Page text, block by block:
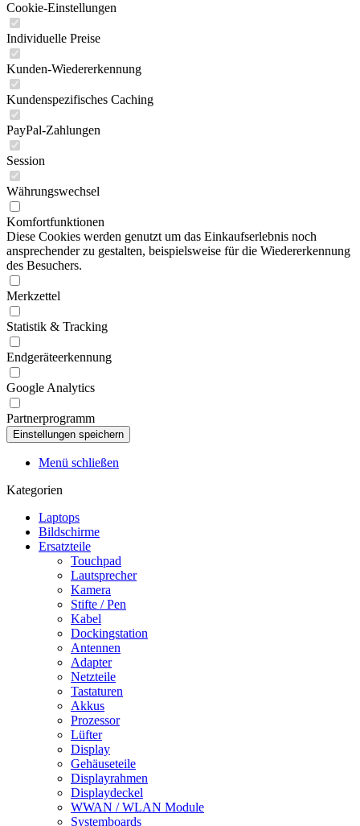
Cookie-Einstellungen
Individuelle Preise
Kunden-Wiedererkennung
Kundenspezifisches Caching
PayPal-Zahlungen
Session
Währungswechsel
Komfortfunktionen
Diese Cookies werden genutzt um das Einkaufserlebnis noch
ansprechender zu gestalten, beispielsweise für die Wiedererkennung
des Besuchers.
Merkzettel
Statistik & Tracking
Endgeräteerkennung
Google Analytics
Partnerprogramm
Menü schließen
Kategorien
Laptops
Bildschirme
Ersatzteile
Touchpad
Lautsprecher
Kamera
Stifte / Pen
Kabel
Dockingstation
Antennen
Adapter
Netzteile
Tastaturen
Akkus
Prozessor
Lüfter
Display
Gehäuseteile
Displayrahmen
Displaydeckel
WWAN / WLAN Module
Systemboards